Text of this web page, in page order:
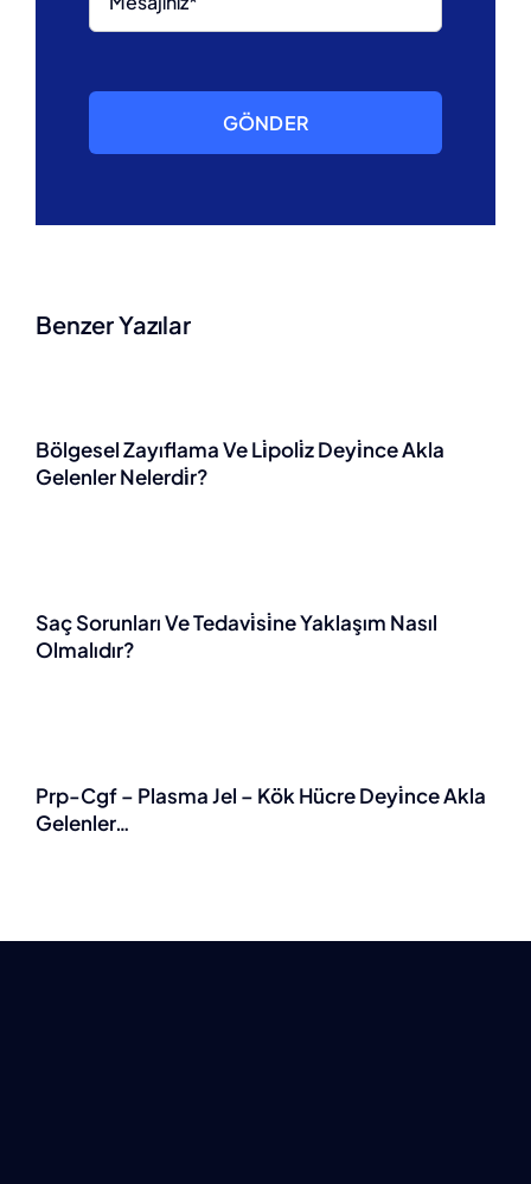
GÖNDER
Benzer Yazılar
Bölgesel Zayıflama Ve Li̇poli̇z Deyi̇nce Akla
Gelenler Nelerdi̇r?
Saç Sorunları Ve Tedavi̇si̇ne Yaklaşım Nasıl
Olmalıdır?
Prp-Cgf – Plasma Jel – Kök Hücre Deyi̇nce Akla
Gelenler…